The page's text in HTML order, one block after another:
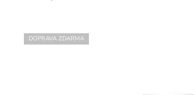
DOPRAVA ZDARMA